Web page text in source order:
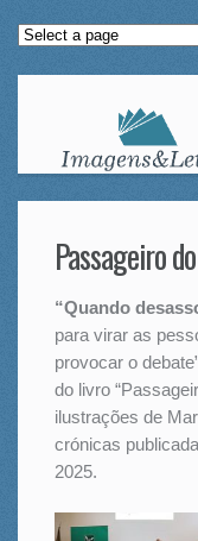
Passageiro
“Quando
para virar as
provocar o
do livro
ilustrações de
crónicas
2025.